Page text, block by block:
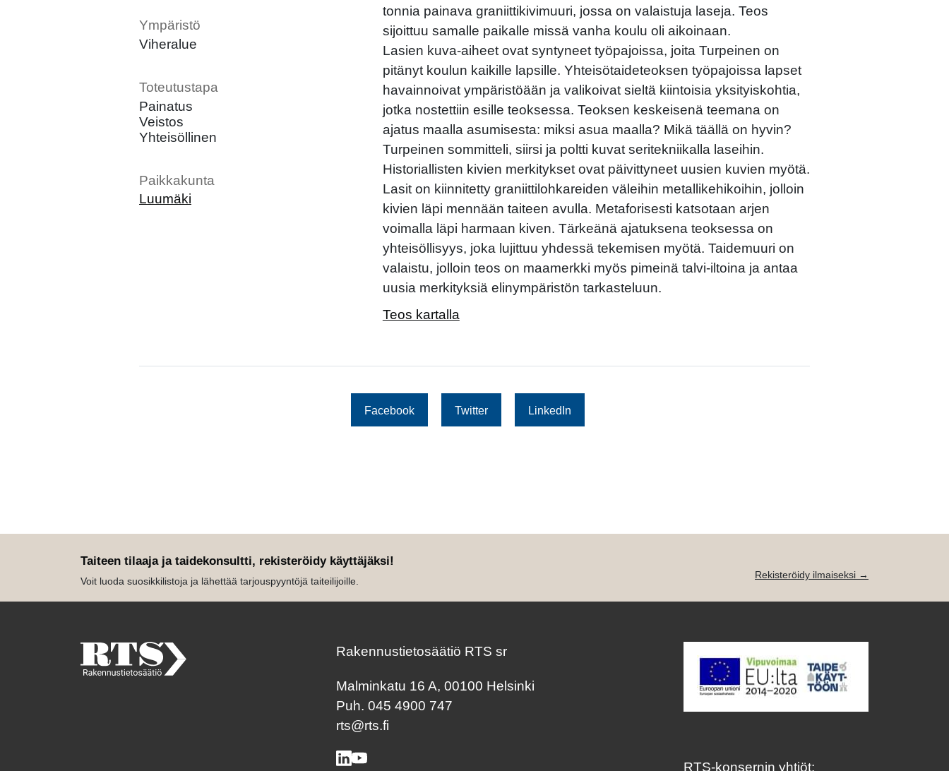
Ympäristö
Viheralue
Toteutustapa
Painatus
Veistos
Yhteisöllinen
Paikkakunta
Luumäki
tonnia painava graniittikivimuuri, jossa on valaistuja laseja. Teos
sijoittuu samalle paikalle missä vanha koulu oli aikoinaan.
Lasien kuva-aiheet ovat syntyneet työpajoissa, joita Turpeinen on
pitänyt koulun kaikille lapsille. Yhteisötaideteoksen työpajoissa lapset
havainnoivat ympäristöään ja valikoivat sieltä kiintoisia yksityiskohtia,
jotka nostettiin esille teoksessa. Teoksen keskeisenä teemana on
ajatus maalla asumisesta: miksi asua maalla? Mikä täällä on hyvin?
Turpeinen sommitteli, siirsi ja poltti kuvat seritekniikalla laseihin.
Historiallisten kivien merkitykset ovat päivittyneet uusien kuvien myötä.
Lasit on kiinnitetty graniittilohkareiden väleihin metallikehikoihin, jolloin
kivien läpi mennään taiteen avulla. Metaforisesti katsotaan arjen
voimalla läpi harmaan kiven. Tärkeänä ajatuksena teoksessa on
yhteisöllisyys, joka lujittuu yhdessä tekemisen myötä. Taidemuuri on
valaistu, jolloin teos on maamerkki myös pimeinä talvi-iltoina ja antaa
uusia merkityksiä elinympäristön tarkasteluun.
Teos kartalla
Facebook Twitter LinkedIn
Taiteen tilaaja ja taidekonsultti, rekisteröidy käyttäjäksi!
Voit luoda suosikkilistoja ja lähettää tarjouspyyntöjä taiteilijoille.
Rekisteröidy ilmaiseksi →
Rakennustietosäätiö RTS sr
Malminkatu 16 A, 00100 Helsinki
Puh. 045 4900 747
rts@rts.fi
RTS-konsernin yhtiöt: